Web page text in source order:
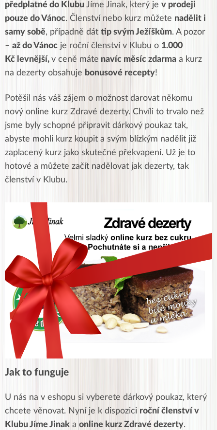
předplatné do Klubu Jíme Jinak, který je v prodeji
pouze do Vánoc. Členství nebo kurz můžete nadělit i
samy sobě, případně dát tip svým Ježíškům. A pozor
– až do Vánoc je roční členství v Klubu o 1.000
Kč levnější, v ceně máte navíc měsíc zdarma a kurz
na dezerty obsahuje bonusové recepty!
Potěšil nás váš zájem o možnost darovat někomu
nový online kurz Zdravé dezerty. Chvíli to trvalo než
jsme byly schopné připravit dárkový poukaz tak,
abyste mohli kurz koupit a svým blízkým nadělit již
zaplacený kurz jako skutečné překvapení. Už je to
hotové a můžete začít nadělovat jak dezerty, tak
členství v Klubu.
Jak to funguje
U nás na v eshopu si vyberete dárkový poukaz, který
chcete věnovat. Nyní je k dispozici roční členství v
Klubu Jíme Jinak a online kurz Zdravé dezerty.